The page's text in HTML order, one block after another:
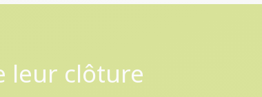
leur clôture